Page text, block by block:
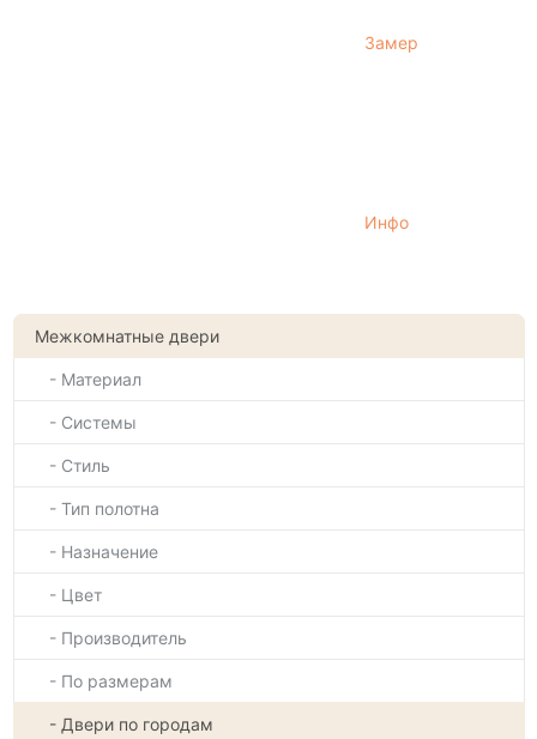
Замер
Инфо
Межкомнатные двери
- Материал
- Системы
- Стиль
- Тип полотна
- Назначение
- Цвет
- Производитель
- По размерам
- Двери по городам